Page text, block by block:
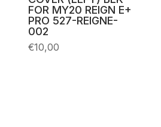
FOR MY20 REIGN E+
PRO 527-REIGNE-
002
€10,00